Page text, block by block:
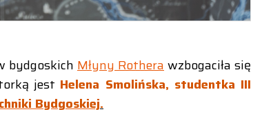
bydgoskich Młyny Rotherawzbogaciła się
jest Helena Smolińska, studentka III
Bydgoskiej.